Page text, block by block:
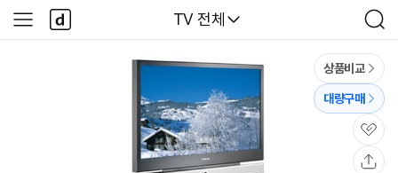
다나와
TV 전체
검
색
사
이
다
나
와
상품비교
대량구매
관
심